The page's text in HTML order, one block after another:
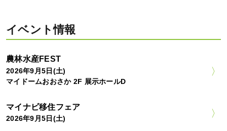
イベント情報
農林水産FEST
2026年9月5日(土)
マイドームおおさか 2F 展示ホールD
マイナビ移住フェア
2026年9月5日(土)